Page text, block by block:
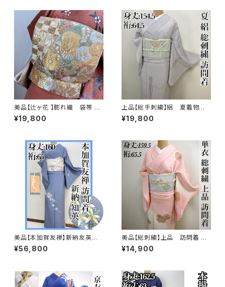
美品【辻ヶ花 】膨れ織 袋帯 正
絹 q269
¥19,800
上品【総手刺繍】絽 夏着物
訪問着 正絹 s231
¥19,800
美品【本加賀友禅】新納友英
紬 訪問着 正絹 袷s665
¥56,800
美品【総刺繍】上品 訪問着 単
衣 s182
¥14,900